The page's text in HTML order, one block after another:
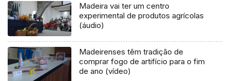
Madeira vai ter um centro
experimental de produtos agrícolas
(áudio)
Madeirenses têm tradição de
comprar fogo de artifício para o fim
de ano (vídeo)